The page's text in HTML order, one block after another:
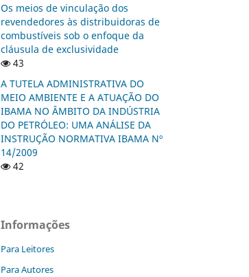
Os meios de vinculação dos
revendedores às distribuidoras de
combustíveis sob o enfoque da
cláusula de exclusividade
43
A TUTELA ADMINISTRATIVA DO
MEIO AMBIENTE E A ATUAÇÃO DO
IBAMA NO ÂMBITO DA INDÚSTRIA
DO PETRÓLEO: UMA ANÁLISE DA
INSTRUÇÃO NORMATIVA IBAMA Nº
14/2009
42
Informações
Para Leitores
Para Autores